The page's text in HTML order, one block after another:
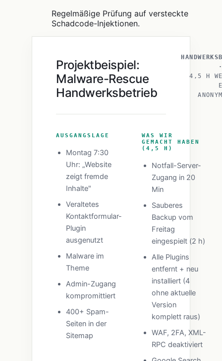
Regelmäßige Prüfung auf versteckte
Schadcode-Injektionen.
Projektbeispiel:
Malware-Rescue
Handwerksbetrieb
4,5 H
AUSGANGSLAGE
Montag 7:30
Uhr: „Website
zeigt fremde
Inhalte"
Veraltetes
Kontaktformular-
Plugin
ausgenutzt
Malware im
Theme
Admin-Zugang
kompromittiert
400+ Spam-
Seiten in der
Sitemap
WAS WIR
GEMACHT HABEN
(4,5 H)
Notfall-Server-
Zugang in 20
Min
Sauberes
Backup vom
Freitag
eingespielt (2 h)
Alle Plugins
entfernt + neu
installiert (4
ohne aktuelle
Version
komplett raus)
WAF, 2FA, XML-
RPC deaktiviert